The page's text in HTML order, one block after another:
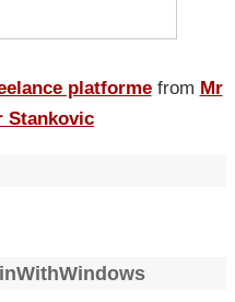
platforme from Mr
Stankovic